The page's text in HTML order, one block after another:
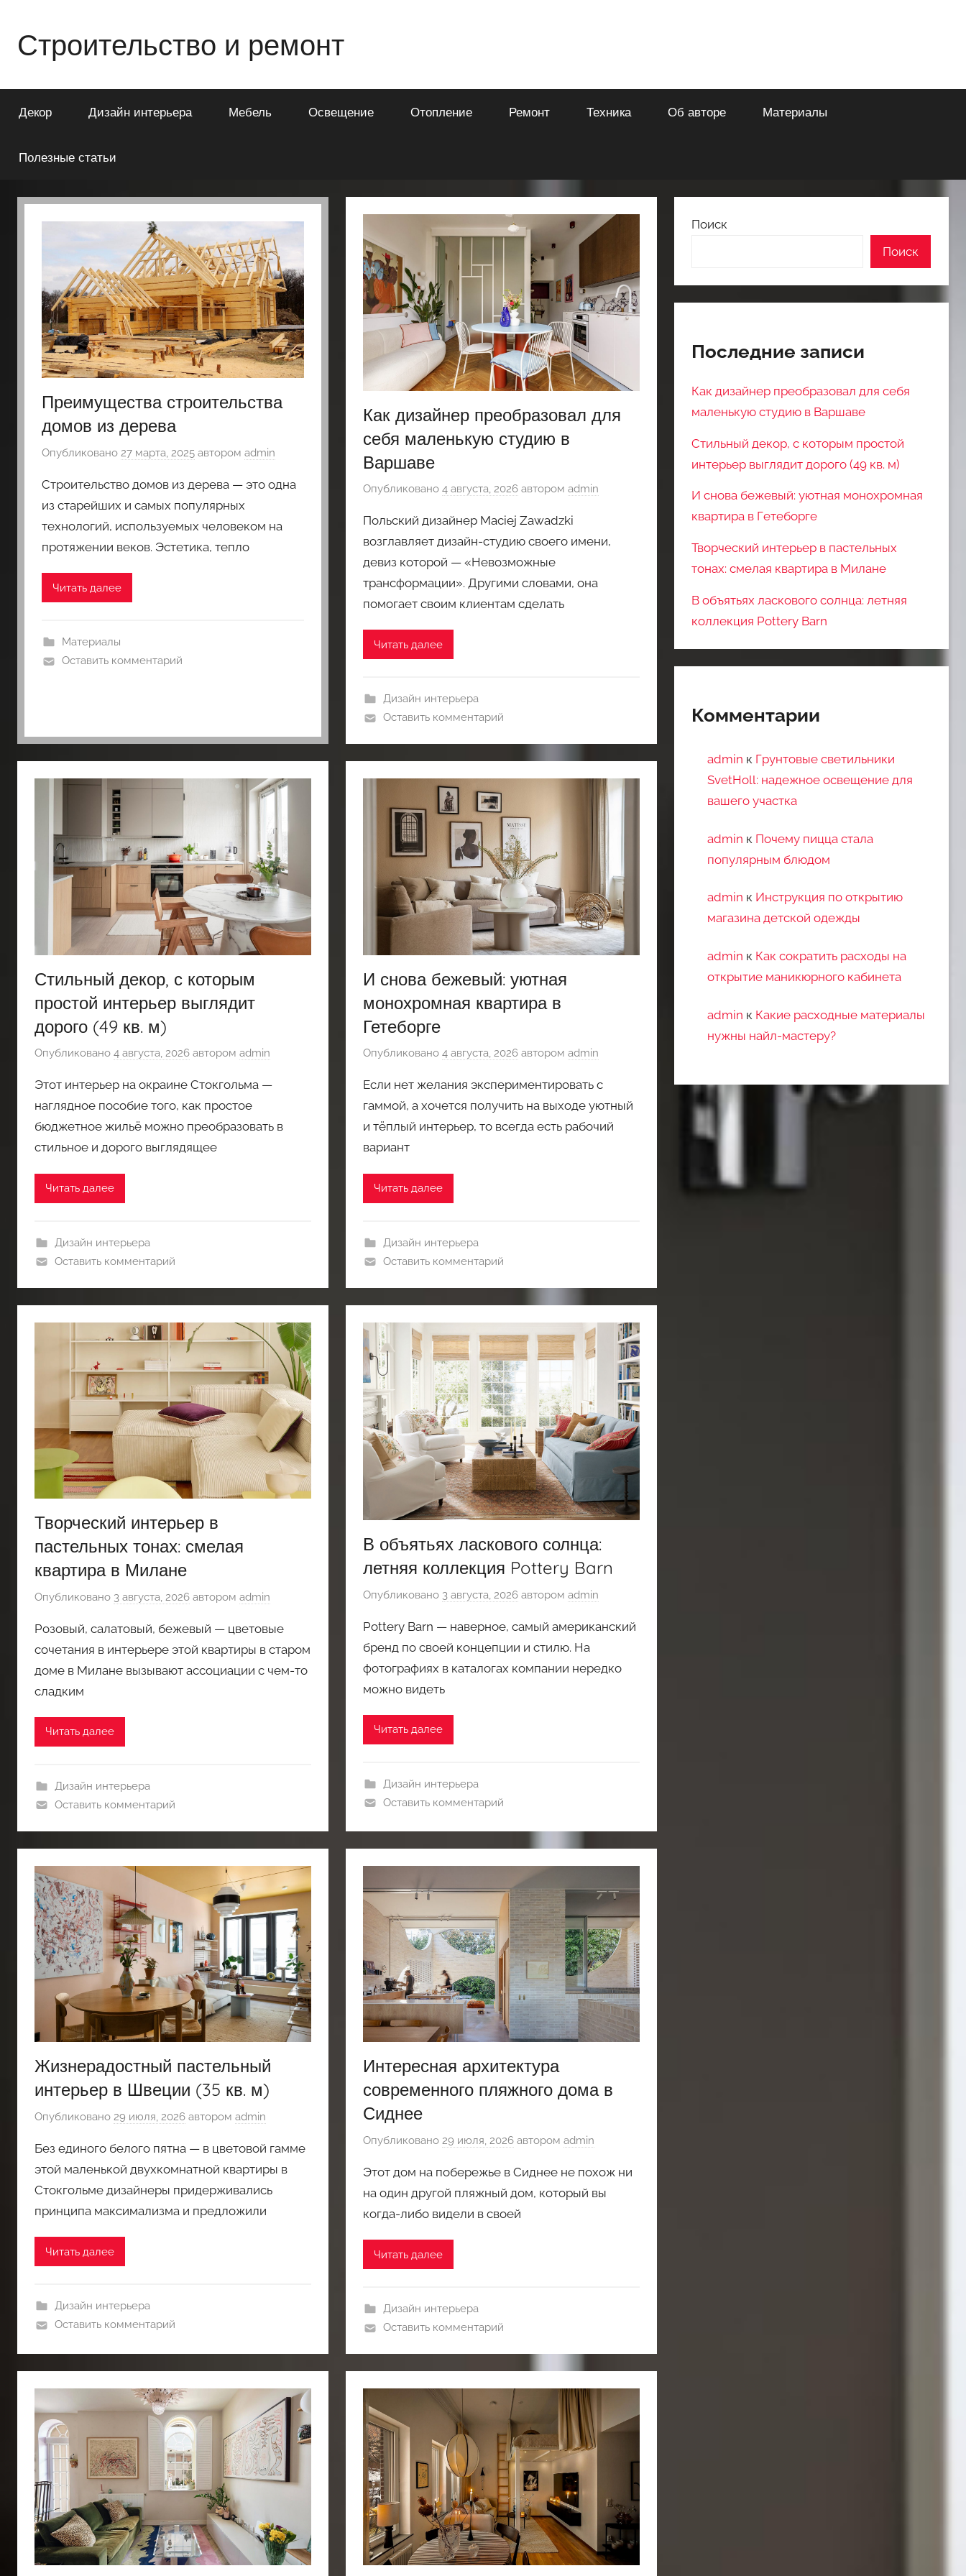
содержимому
Строительство и ремонт
о
строительстве
или
квартиры
Декор Дизайн интерьера Мебель Освещение Отопление Ремонт Техника Об авторе Материалы
Полезные статьи
Преимущества строительства
домов из дерева
Опубликовано 27 марта, 2025 автором admin
Строительство домов из дерева — это одна
из старейших и самых популярных
технологий, используемых человеком на
протяжении веков. Эстетика, тепло
Читать далее
Материалы
Оставить комментарий
Как дизайнер преобразовал для
себя маленькую студию в
Варшаве
Опубликовано4 августа, 2026 авторомadmin
Польский дизайнер Maciej Zawadzki
возглавляет дизайн-студию своего имени,
девиз которой — «Невозможные
трансформации». Другими словами, она
помогает своим клиентам сделать
Читать далее
Дизайн интерьера
Оставить комментарий
Стильный декор, с которым
простой интерьер выглядит
дорого (49 кв. м)
Опубликовано 4 августа, 2026 автором admin
Этот интерьер на окраине Стокгольма —
наглядное пособие того, как простое
бюджетное жильё можно преобразовать в
стильное и дорого выглядящее
Читать далее
Дизайн интерьера
Оставить комментарий
И снова бежевый: уютная
монохромная квартира в
Гетеборге
Опубликовано4 августа, 2026 авторомadmin
Если нет желания экспериментировать с
гаммой, а хочется получить на выходе уютный
и тёплый интерьер, то всегда есть рабочий
вариант
Читать далее
Дизайн интерьера
Оставить комментарий
Творческий интерьер в
пастельных тонах: смелая
квартира в Милане
Опубликовано 3 августа, 2026 автором admin
Розовый, салатовый, бежевый — цветовые
сочетания в интерьере этой квартиры в старом
доме в Милане вызывают ассоциации с чем-то
сладким
Читать далее
Дизайн интерьера
Оставить комментарий
В объятьях ласкового солнца:
летняя коллекция Pottery Barn
Опубликовано 3 августа, 2026 авторомadmin
Pottery Barn — наверное, самый американский
бренд по своей концепции и стилю. На
фотографиях в каталогах компании нередко
можно видеть
Читать далее
Дизайн интерьера
Оставить комментарий
Жизнерадостный пастельный
интерьер в Швеции (35 кв. м)
Опубликовано 29 июля, 2026 автором admin
Без единого белого пятна — в цветовой гамме
этой маленькой двухкомнатной квартиры в
Стокгольме дизайнеры придерживались
принципа максимализма и предложили
Читать далее
Дизайн интерьера
Оставить комментарий
Интересная архитектура
современного пляжного дома в
Сиднее
Опубликовано29 июля, 2026 авторомadmin
Этот дом на побережье в Сиднее не похож ни
на один другой пляжный дом, который вы
когда-либо видели в своей
Читать далее
Дизайн интерьера
Оставить комментарий
Поиск
Поиск
Последние записи
Как дизайнер преобразовал для себя
маленькую студию в Варшаве
Стильный декор, с которым простой
интерьер выглядит дорого (49 кв. м)
И снова бежевый: уютная монохромная
квартира в Гетеборге
Творческий интерьер в пастельных
тонах: смелая квартира в Милане
В объятьях ласкового солнца: летняя
коллекция Pottery Barn
Комментарии
admin к Грунтовые светильники
SvetHoll: надежное освещение для
вашего участка
admin к Почему пицца стала
популярным блюдом
admin к Инструкция по открытию
магазина детской одежды
admin к Как сократить расходы на
открытие маникюрного кабинета
admin к Какие расходные материалы
нужны найл-мастеру?